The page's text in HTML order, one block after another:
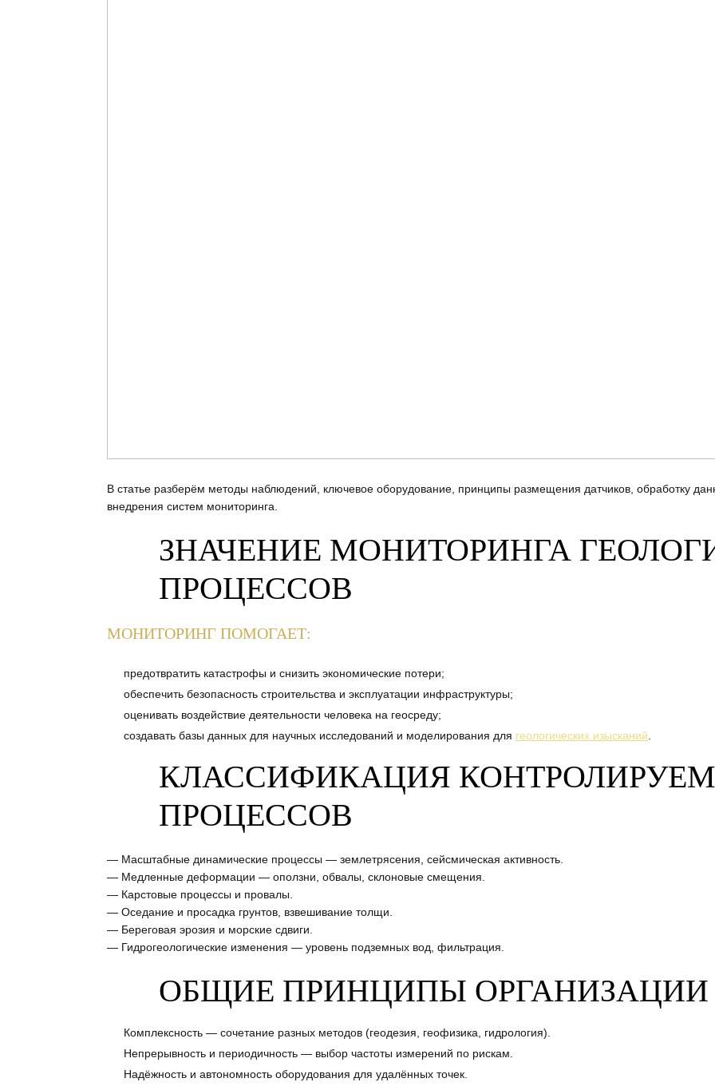
В статье разберём методы наблюдений, ключевое оборудование, принципы размещения датчиков, обработку
внедрения систем мониторинга.
ЗНАЧЕНИЕ МОНИТОРИНГА
ПРОЦЕССОВ
МОНИТОРИНГ ПОМОГАЕТ:
предотвратить катастрофы и снизить экономические потери;
обеспечить безопасность строительства и эксплуатации инфраструктуры;
оценивать воздействие деятельности человека на геосреду;
создавать базы данных для научных исследований и моделирования для геологических изысканий.
КЛАССИФИКАЦИЯ
ПРОЦЕССОВ
— Масштабные динамические процессы — землетрясения, сейсмическая активность.
— Медленные деформации — оползни, обвалы, склоновые смещения.
— Карстовые процессы и провалы.
— Оседание и просадка грунтов, взвешивание толщи.
— Береговая эрозия и морские сдвиги.
— Гидрогеологические изменения — уровень подземных вод, фильтрация.
ОБЩИЕ ПРИНЦИПЫ
Комплексность — сочетание разных методов (геодезия, геофизика, гидрология).
Непрерывность и периодичность — выбор частоты измерений по рискам.
Надёжность и автономность оборудования для удалённых точек.